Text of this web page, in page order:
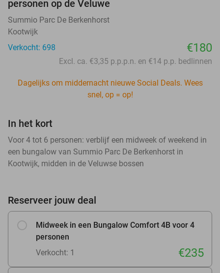
personen op de Veluwe
Summio Parc De Berkenhorst
Kootwijk
Verkocht: 698
€180
Excl. ca. €3,35 p.p.p.n. en €14 p.p. bedlinnen
Dagelijks om middernacht nieuwe Social Deals. Wees
snel, op = op!
In het kort
Voor 4 tot 6 personen: verblijf een midweek of weekend in
een bungalow van Summio Parc De Berkenhorst in
Kootwijk, midden in de Veluwse bossen
Reserveer jouw deal
Midweek in een Bungalow Comfort 4B voor 4
personen
Verkocht: 1
€235